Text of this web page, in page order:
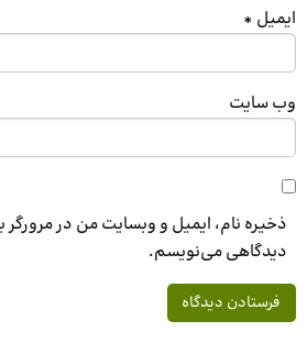
ایمیل *
وب‌ سایت
ذخیره نام، ایمیل و وبسایت من در مرورگر
دیدگاهی می‌نویسم.